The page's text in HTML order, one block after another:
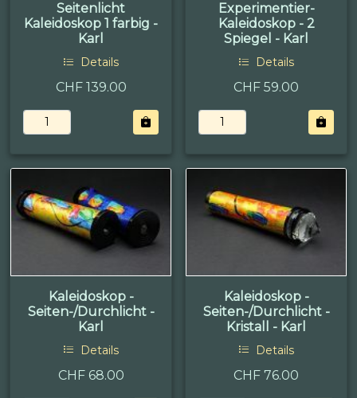
Seitenlicht
Kaleidoskop 1 farbig -
Karl
Details
CHF 139.00
Experimentier-
Kaleidoskop - 2
Spiegel - Karl
Details
CHF 59.00
Kaleidoskop -
Seiten-/Durchlicht -
Karl
Details
CHF 68.00
Kaleidoskop -
Seiten-/Durchlicht -
Kristall - Karl
Details
CHF 76.00